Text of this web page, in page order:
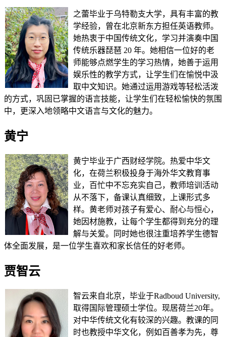
之蕾毕业于乌特勒支大学，具有丰富的教
学经验，曾在北京新东方担任英语教师。
她热衷于中国传统文化，学习并演奏中国
传统乐器琵琶 20 年。她相信一位好的老
师能够点燃学生的学习热情，她善于运用
娱乐性的教学方式，让学生们在愉悦中汲
取中文知识。她通过运用游戏等轻松活泼
的方式，巩固已掌握的语言技能，让学生们在轻松愉快的氛围
中，更深入地领略中文语言与文化的魅力。
黄宁
黄宁毕业于广西财经学院。热爱中华文
化，在荷兰积极投身于海外华文教育事
业，百忙中不忘充实自己，教师培训活动
从不落下，备课认真细致，上课形式多
样。黄老师对孩子有爱心、耐心与恒心，
她因材施教，让每个学生都得到充分的理
解与关爱。同时她也很注重培养学生德智
体全面发展，是一位学生喜欢和家长信任的好老师。
贾智云
智云来自北京，毕业于Radboud University,
取得国际管理硕士学位。现居荷兰20年。
对中华传统文化有较深的兴趣。教课的同
时也教授中华文化，例如百善孝为先，尊